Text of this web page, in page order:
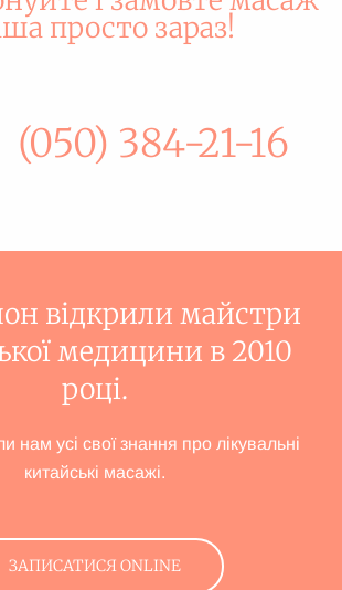
просто зараз!
(050) 384-21-16
відкрили майстри
медицини в 2010
році.
нам усі свої знання про лікувальні
китайські масажі.
ЗАПИСАТИСЯ ONLINE